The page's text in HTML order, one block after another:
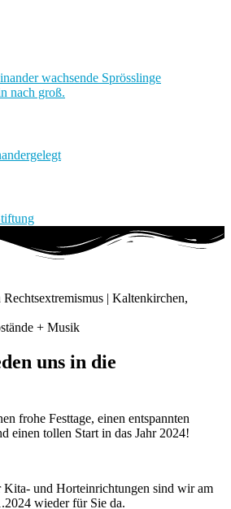
Rechtsextremismus | Kaltenkirchen,
+ Musik
uns in die
frohe Festtage, einen entspannten
einen tollen Start in das Jahr 2024!
Kita- und Horteinrichtungen sind wir am
wieder für Sie da.